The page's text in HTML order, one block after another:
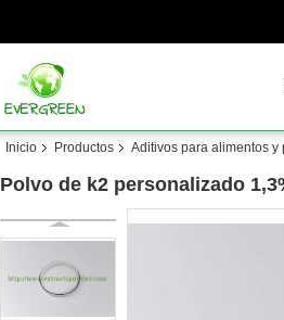
Inicio Productos Aditivos para alimentos y
Polvo de k2 personalizado